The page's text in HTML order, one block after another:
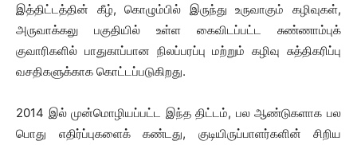
இத்திட்டத்தின் கீழ், கொழும்பில் இருந்து உருவாகும் கழிவுகள்,
அருவாக்கலு பகுதியில் உள்ள கைவிடப்பட்ட சுண்ணாம்புக்
குவாரிகளில் பாதுகாப்பான நிலப்பரப்பு மற்றும் கழிவு சுத்திகரிப்பு
வசதிகளுக்காக கொட்டப்படுகிறது.
2014 இல் முன்மொழியப்பட்ட இந்த திட்டம், பல ஆண்டுகளாக பல
பொது எதிர்ப்புகளைக் கண்டது, குடியிருப்பாளர்களின் சிறிய